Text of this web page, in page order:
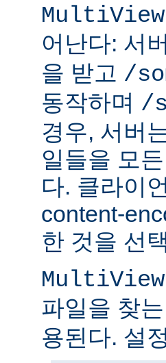
어난다: 서
을 받고 /
동작하며 /
경우, 서버
일들을 모
다. 클라이
content-
한 것을 선
파일을 찾는
용된다. 설